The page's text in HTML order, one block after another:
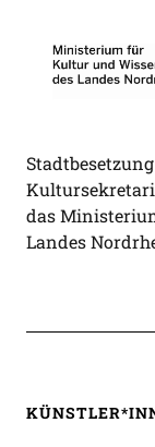
das
Landes